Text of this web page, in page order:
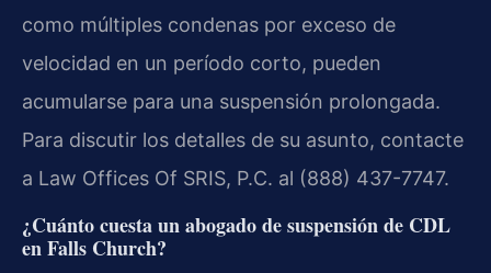
como múltiples condenas por exceso de
velocidad en un período corto, pueden
acumularse para una suspensión prolongada.
Para discutir los detalles de su asunto, contacte
a Law Offices Of SRIS, P.C. al (888) 437-7747.
¿Cuánto cuesta un abogado de suspensión de CDL
en Falls Church?